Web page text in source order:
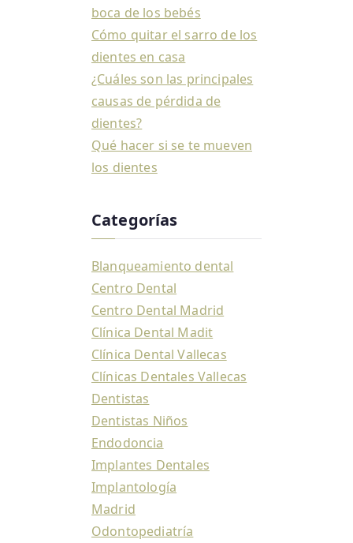
boca de los bebés
Cómo quitar el sarro de los
dientes en casa
¿Cuáles son las principales
causas de pérdida de
dientes?
Qué hacer si se te mueven
los dientes
Categorías
Blanqueamiento dental
Centro Dental
Centro Dental Madrid
Clínica Dental Madit
Clínica Dental Vallecas
Clínicas Dentales Vallecas
Dentistas
Dentistas Niños
Endodoncia
Implantes Dentales
Implantología
Madrid
Odontopediatría